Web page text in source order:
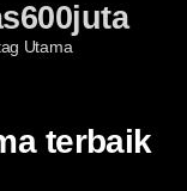
Utama
terbaik